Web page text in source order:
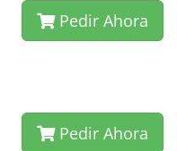
Pedir Ahora
Pedir Ahora